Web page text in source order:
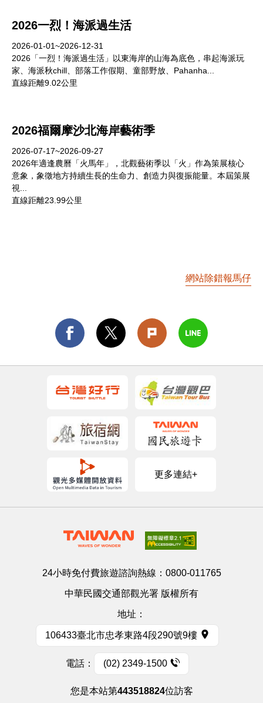
2026一烈！海派過生活
2026-01-01~2026-12-31
2026「一烈！海派過生活」以東海岸的山海為底色，串起海派玩
家、海派秋chill、部落工作假期、童部野放、Pahanha...
直線距離9.02公里
2026福爾摩沙北海岸藝術季
2026-07-17~2026-09-27
2026年適逢農曆「火馬年」，北觀藝術季以「火」作為策展核心
意象，象徵地方持續生長的生命力、創造力與復振能量。本屆策展
視...
直線距離23.99公里
網站除錯報馬仔
更多連結+
24小時免付費旅遊諮詢熱線： 0800-011765
中華民國交通部觀光署 版權所有
地址：
106433臺北市忠孝東路4段290號9樓
電話： (02) 2349-1500
您是本站第443518824位訪客